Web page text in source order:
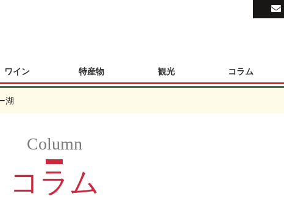
ワイン 特産物 観光 コラム
湖
コラム